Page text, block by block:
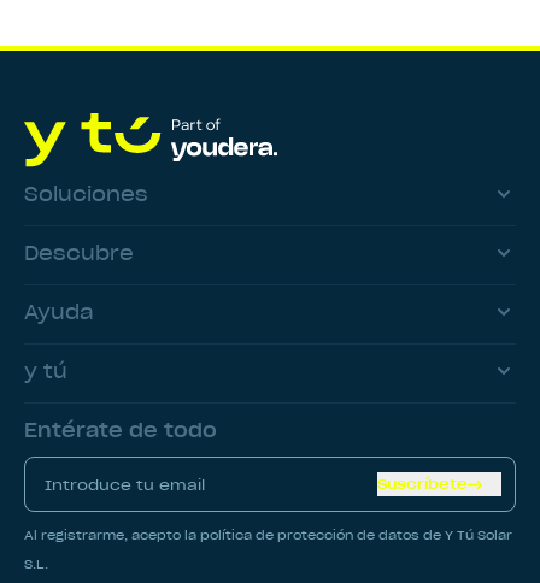
Soluciones
Descubre
Ayuda
y tú
Entérate de todo
Suscríbete
Al registrarme, acepto la política de protección de datos de Y Tú Solar
S.L.